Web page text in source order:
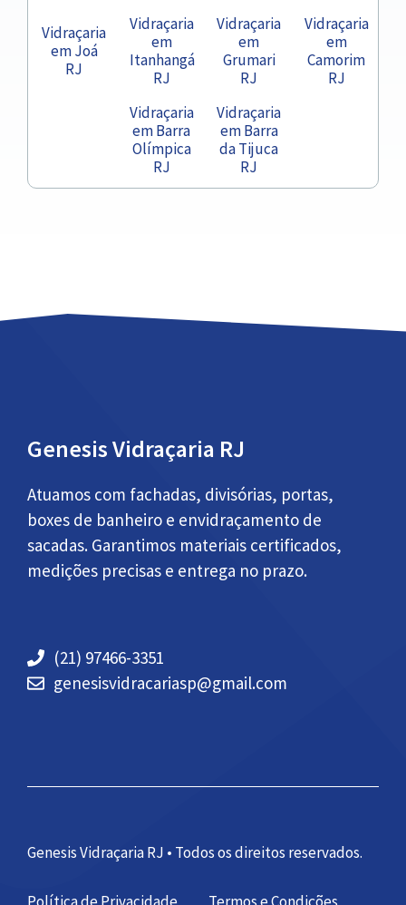
Vidraçaria
em Joá
RJ
Vidraçaria
em
Itanhangá
RJ
Vidraçaria
em
Grumari
RJ
Vidraçaria
em
Camorim
RJ
Vidraçaria
em Barra
Olímpica
RJ
Vidraçaria
em Barra
da Tijuca
RJ
Genesis Vidraçaria RJ
Atuamos com fachadas, divisórias, portas,
boxes de banheiro e envidraçamento de
sacadas. Garantimos materiais certificados,
medições precisas e entrega no prazo.
(21) 97466-3351
genesisvidracariasp@gmail.com
Genesis Vidraçaria RJ • Todos os direitos reservados.
Política de Privacidade Termos e Condições